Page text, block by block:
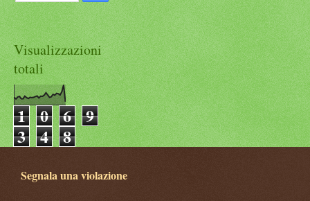
Visualizzazioni
totali
1 0 6 9
3 4 8
Segnala una violazione